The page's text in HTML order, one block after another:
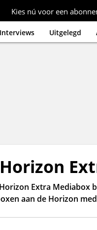
Kies nú voor een
Interviews Uitgelegd
Extra Mediabox
aan de Horizon